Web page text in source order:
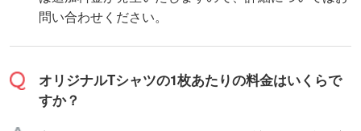
問い合わせください。
オリジナルTシャツの1枚あたりの料金はいくらで
すか？